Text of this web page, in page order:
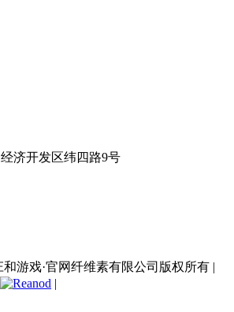
济开发区纬四路9号
游戏·官网纤维素有限公司版权所有 |
|